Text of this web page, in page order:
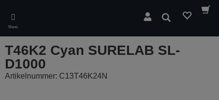
main
content
Menü
Suchen
T46K2 Cyan SURELAB SL-
D1000
Artikelnummer: C13T46K24N